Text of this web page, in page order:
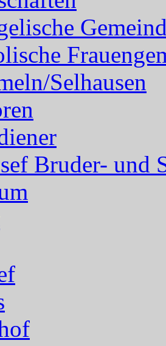
Selhausen
Bruder- und